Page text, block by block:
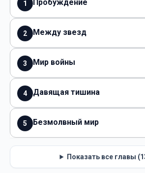
1 Пробуждение
2 Между звезд
3 Мир войны
4 Давящая тишина
5 Безмолвный мир
Показать все главы